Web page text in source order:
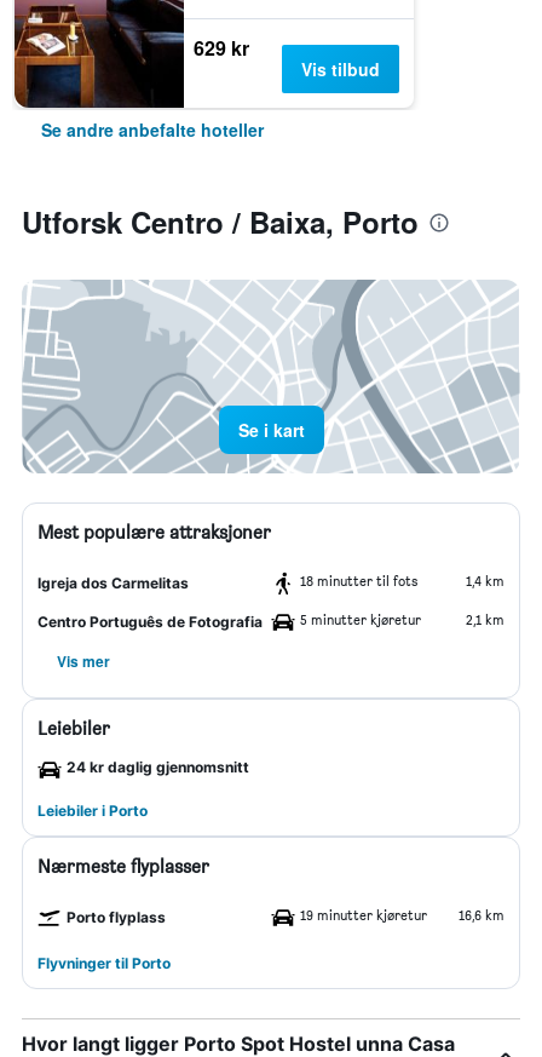
629 kr
Vis tilbud
Se andre anbefalte hoteller
Utforsk Centro / Baixa, Porto
Se i kart
Mest populære attraksjoner
Igreja dos Carmelitas 18 minutter til fots 1,4 km
Centro Português de Fotografia 5 minutter kjøretur 2,1 km
Vis mer
Leiebiler
24 kr daglig gjennomsnitt
Leiebiler i Porto
Nærmeste flyplasser
Porto flyplass 19 minutter kjøretur 16,6 km
Flyvninger til Porto
Hvor langt ligger Porto Spot Hostel unna Casa